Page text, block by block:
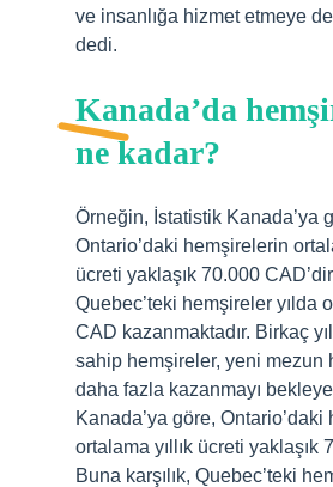
ve insanlığa hizmet etmeye
dedi.
Kanada’da
ne kadar?
Örneğin, İstatistik Kanada’ya
Ontario’daki hemşirelerin
ücreti yaklaşık 70.000
Quebec’teki hemşireler yılda
CAD kazanmaktadır. Birkaç
sahip hemşireler, yeni mezun
daha fazla kazanmayı
Kanada’ya göre, Ontario’daki
ortalama yıllık ücreti yaklaşık
Buna karşılık, Quebec’teki